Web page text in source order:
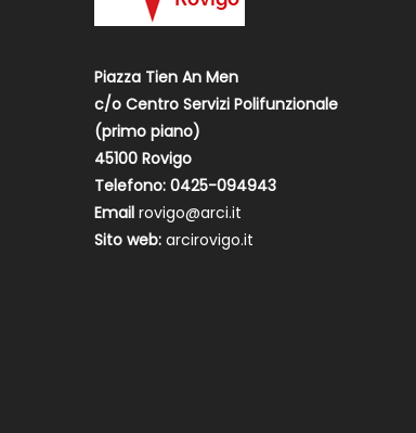
Piazza Tien An Men
c/o Centro Servizi Polifunzionale
(primo piano)
45100 Rovigo
Telefono: 0425-094943
Emailrovigo@arci.it
Sito web:arcirovigo.it